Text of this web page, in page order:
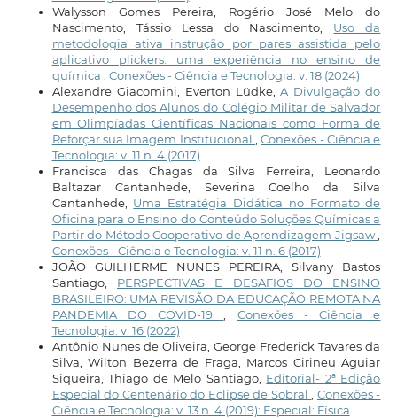
Walysson Gomes Pereira, Rogério José Melo do
Nascimento, Tássio Lessa do Nascimento, Uso da
metodologia ativa instrução por pares assistida pelo
aplicativo plickers: uma experiência no ensino de
química
Conexões - Ciência e Tecnologia: v. 18 (2024)
Alexandre Giacomini, Everton Lüdke,A Divulgação do
Desempenho dos Alunos do Colégio Militar de Salvador
em Olimpíadas Científicas Nacionais como Forma de
Reforçar sua Imagem Institucional
,Conexões - Ciência e
Tecnologia: v. 11 n. 4 (2017)
Francisca das Chagas da Silva Ferreira, Leonardo
Baltazar Cantanhede, Severina Coelho da Silva
Cantanhede, Uma Estratégia Didática no Formato de
Oficina para o Ensino do Conteúdo Soluções Químicas a
Partir do Método Cooperativo de Aprendizagem Jigsaw
Conexões - Ciência e Tecnologia: v. 11 n. 6 (2017)
JOÃO GUILHERME NUNES PEREIRA, Silvany Bastos
Santiago, PERSPECTIVAS E DESAFIOS DO ENSINO
BRASILEIRO: UMA REVISÃO DA EDUCAÇÃO REMOTA NA
PANDEMIA DO COVID-19
Conexões - Ciência e
Tecnologia: v. 16 (2022)
Antônio Nunes de Oliveira, George Frederick Tavares da
Silva, Wilton Bezerra de Fraga, Marcos Cirineu Aguiar
Siqueira, Thiago de Melo Santiago, Editorial- 2ª Edição
Especial do Centenário do Eclipse de Sobral
Conexões -
Ciência e Tecnologia: v. 13 n. 4 (2019): Especial: Física